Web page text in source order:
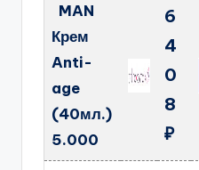
MAN
Крем
Anti-
age
(40мл.)
5.000
6
4
0
8
₽